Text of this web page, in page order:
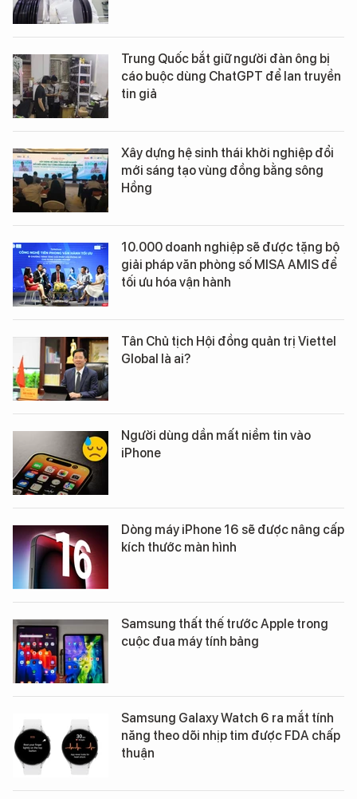
Trung Quốc bắt giữ người đàn ông bị
cáo buộc dùng ChatGPT để lan truyền
tin giả
Xây dựng hệ sinh thái khởi nghiệp đổi
mới sáng tạo vùng đồng bằng sông
Hồng
10.000 doanh nghiệp sẽ được tặng bộ
giải pháp văn phòng số MISA AMIS để
tối ưu hóa vận hành
Tân Chủ tịch Hội đồng quản trị Viettel
Global là ai?
Người dùng dần mất niềm tin vào
iPhone
Dòng máy iPhone 16 sẽ được nâng cấp
kích thước màn hình
Samsung thất thế trước Apple trong
cuộc đua máy tính bảng
Samsung Galaxy Watch 6 ra mắt tính
năng theo dõi nhịp tim được FDA chấp
thuận